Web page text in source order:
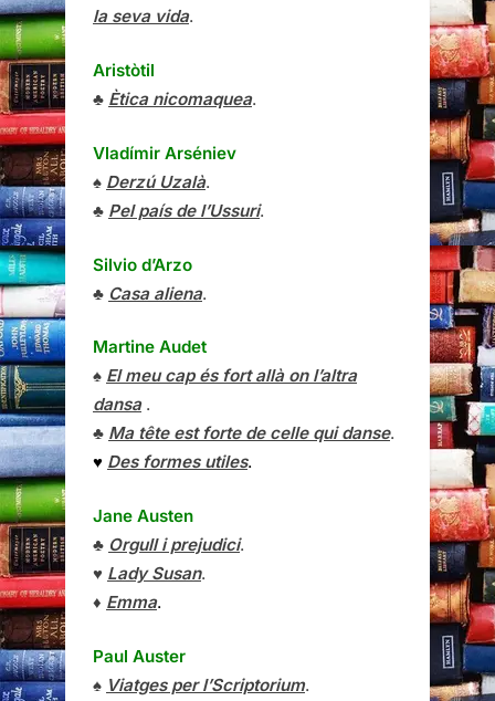
la seva vida.
Aristòtil
♣ Ètica nicomaquea.
Vladímir Arséniev
♠ Derzú Uzalà.
♣ Pel país de l’Ussuri.
Silvio d’Arzo
♣ Casa aliena.
Martine Audet
♠ El meu cap és fort allà on l’altra
dansa.
♣ Ma tête est forte de celle qui danse.
♥ Des formes utiles.
Jane Austen
♣ Orgull i prejudici.
♥ Lady Susan.
♦ Emma.
Paul Auster
♠ Viatges per l’Scriptorium.